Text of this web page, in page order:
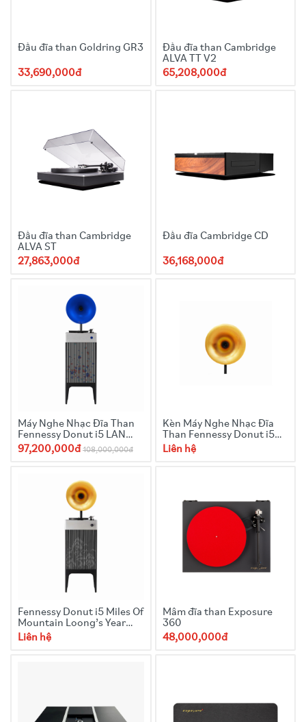
Đầu đĩa than Goldring GR3
33,690,000đ
Đầu đĩa than Cambridge
ALVA TT V2
65,208,000đ
Đầu đĩa than Cambridge
ALVA ST
27,863,000đ
Đầu đĩa Cambridge CD
36,168,000đ
Máy Nghe Nhạc Đĩa Than
Fennessy Donut i5 LAN
Limited Edition
97,200,000đ 108,000,000đ
Kèn Máy Nghe Nhạc Đĩa
Than Fennessy Donut i5
Mạ vàng
Liên hệ
Fennessy Donut i5 Miles Of
Mountain Loong’s Year
Limited Edition
Liên hệ
Mâm đĩa than Exposure
360
48,000,000đ